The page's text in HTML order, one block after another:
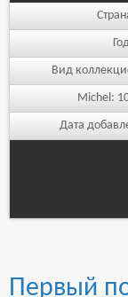
Вид
Michel:
Дата
Первый